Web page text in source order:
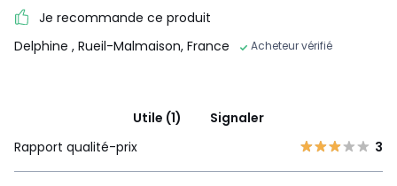
Je recommande ce produit
Delphine , Rueil-Malmaison, France Acheteur vérifié
Utile (1)
Signaler
Rapport qualité-prix
3